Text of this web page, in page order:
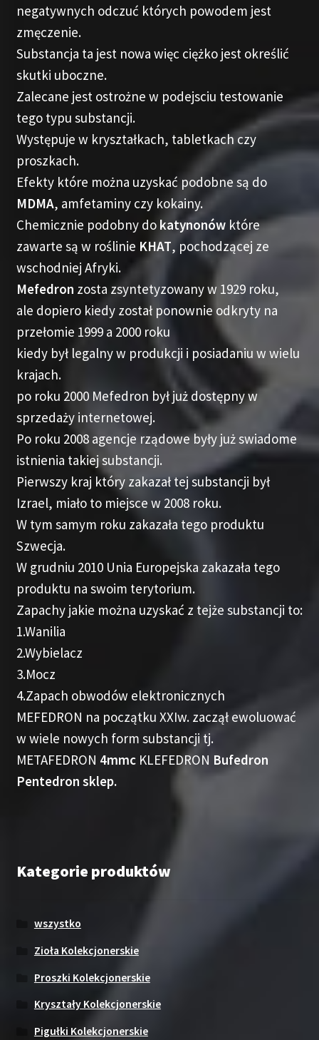
negatywnych odczuć których powodem jest
zmęczenie.
Substancja ta jest nowa więc ciężko jest określić
skutki uboczne.
Zalecane jest ostrożne w podejsciu testowanie
tego typu substancji.
Występuje w kryształkach, tabletkach czy
proszkach.
Efekty które można uzyskać podobne są do
MDMA, amfetaminy czy kokainy.
Chemicznie podobny do katynonówktóre
zawarte są w roślinie KHAT, pochodzącej ze
wschodniej Afryki.
Mefedron zosta zsyntetyzowany w 1929 roku,
ale dopiero kiedy został ponownie odkryty na
przełomie 1999 a 2000 roku
kiedy był legalny w produkcji i posiadaniu w wielu
krajach.
po roku 2000 Mefedron był już dostępny w
sprzedaży internetowej.
Po roku 2008 agencje rządowe były już swiadome
istnienia takiej substancji.
Pierwszy kraj który zakazał tej substancji był
Izrael, miało to miejsce w 2008 roku.
W tym samym roku zakazała tego produktu
Szwecja.
W grudniu 2010 Unia Europejska zakazała tego
produktu na swoim terytorium.
Zapachy jakie można uzyskać z tejże substancji to:
1.Wanilia
2.Wybielacz
3.Mocz
4.Zapach obwodów elektronicznych
MEFEDRON na początku XXIw. zaczął ewoluować
w wiele nowych form substancji tj.
METAFEDRON 4mmcKLEFEDRON Bufedron
Pentedron sklep.
Kategorie produktów
wszystko
Zioła Kolekcjonerskie
Proszki Kolekcjonerskie
Kryształy Kolekcjonerskie
Pigułki Kolekcjonerskie